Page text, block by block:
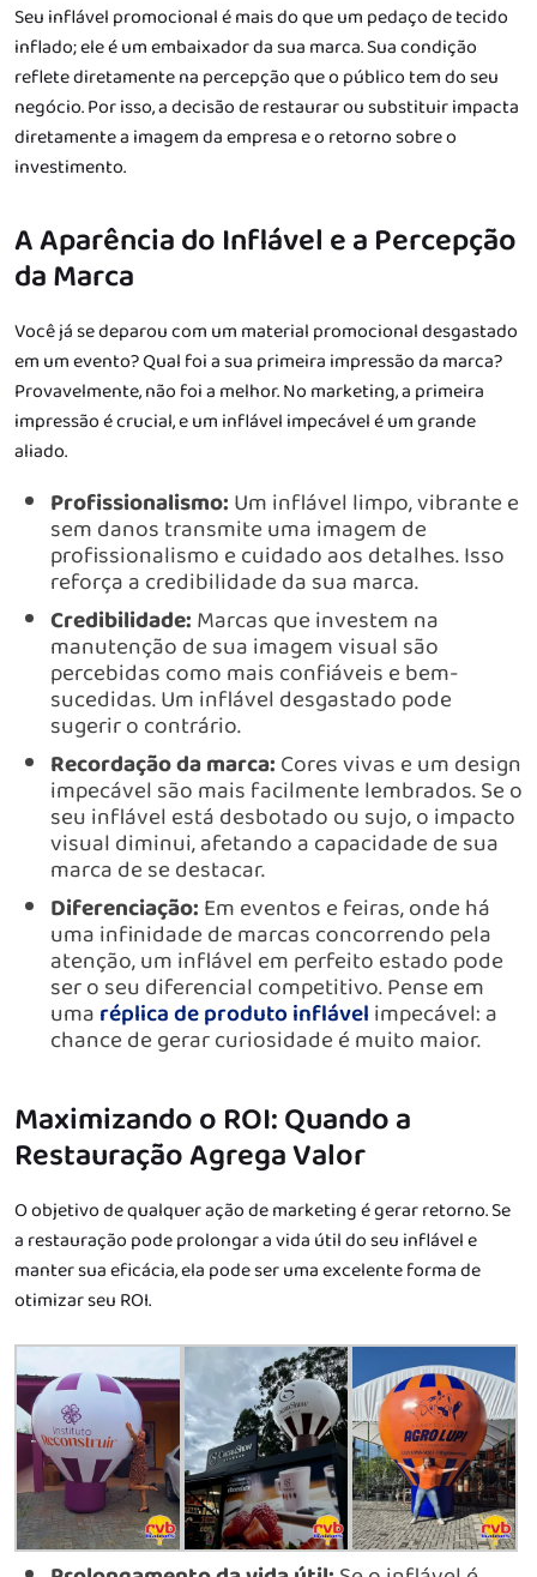
Seu inflável promocional é mais do que um pedaço de tecido
inflado; ele é um embaixador da sua marca. Sua condição
reflete diretamente na percepção que o público tem do seu
negócio. Por isso, a decisão de restaurar ou substituir impacta
diretamente a imagem da empresa e o retorno sobre o
investimento.
A Aparência do Inflável e a Percepção
da Marca
Você já se deparou com um material promocional desgastado
em um evento? Qual foi a sua primeira impressão da marca?
Provavelmente, não foi a melhor. No marketing, a primeira
impressão é crucial, e um inflável impecável é um grande
aliado.
Profissionalismo:Um inflável limpo, vibrante e
sem danos transmite uma imagem de
profissionalismo e cuidado aos detalhes. Isso
reforça a credibilidade da sua marca.
Credibilidade:Marcas que investem na
manutenção de sua imagem visual são
percebidas como mais confiáveis e bem-
sucedidas. Um inflável desgastado pode
sugerir o contrário.
Recordação da marca:Cores vivas e um design
impecável são mais facilmente lembrados. Se o
seu inflável está desbotado ou sujo, o impacto
visual diminui, afetando a capacidade de sua
marca de se destacar.
Diferenciação:Em eventos e feiras, onde há
uma infinidade de marcas concorrendo pela
atenção, um inflável em perfeito estado pode
ser o seu diferencial competitivo. Pense em
umaréplica de produto inflávelimpecável: a
chance de gerar curiosidade é muito maior.
Maximizando o ROI: Quando a
Restauração Agrega Valor
O objetivo de qualquer ação de marketing é gerar retorno. Se
a restauração pode prolongar a vida útil do seu inflável e
manter sua eficácia, ela pode ser uma excelente forma de
otimizar seu ROI.